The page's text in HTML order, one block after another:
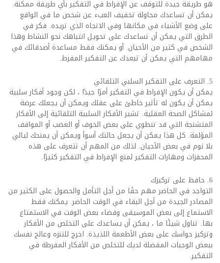
هو طريقة جيدة للتوقف عن الإفراط في التفكير بأي طريقة ممكنة.
يمكن أن تساعدك محاولة تخفيف العبء عن شخص ما في الواقع
على وضع الأشياء في مكانها وفي الاتجاه الذي تريده. فكر في
الطرق التي يمكن أن تساعدك على تحويل انتباهك نحو النشاط وهذا
الشخص في كثير من الأحيان. أو يمكنك فقط مساعدة أصدقائك في
مهامهم التي يمكن أن تبعدك عن التفكير المفرط.
5. التعرف على التفكير السلبي التلقائي
يمكن أن يكون الإفراط في التفكير أمرًا جيدًا ، لكن وجود أفكار سلبية
يمكن أن يكون له تأثير خاطئ على عقلك ويمكن أن يجعلك عرضة
لمشاكل الصحة العقلية. تشير الأفكار السلبية التلقائية إلى الأفكار
المتشنجة التي قد تنطوي على بعض الخوف أو الغضب أو المواقف
المؤلمة. كل هذا يمكن أن يجعل حالتك أسوأ ويمكن أن يمنحك ليالي
بلا نوم في بعض الأحيان. لذلك من المهم أن تتعرف على هذه
المحفزات ومهارات التفكير لمنع الإفراط في التفكير كثيرًا.
6. حافظ على تركيزك
التواجد في الحاضر مهم حقًا من أجل التأمل والحصول على الكثير من
المصادر الجيدة من أجل البقاء في الوقت الحاضر. يمكنك فقط
الاستماع إلى بعض الموسيقى وقضاء بعض الوقت في الاستمتاع
بها. تناول شيئًا ما ، يمكن أن يساعدك على التخلص من الأفكار
وتركيز حواسك على بعض الأطعمة اللذيذة. اخرج للتنزه وعالج نفسك
ببعض الوجبات المفضلة لديك للتخلص من الأفكار المفرطة في
التفكير.